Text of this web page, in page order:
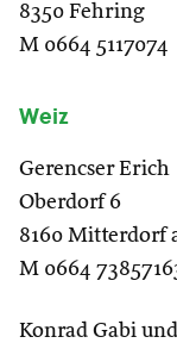
8350 Fehring
M 0664 5117074
Weiz
Gerencser Erich
Oberdorf 6
8160 Mitterdorf
M 0664
Konrad Gabi